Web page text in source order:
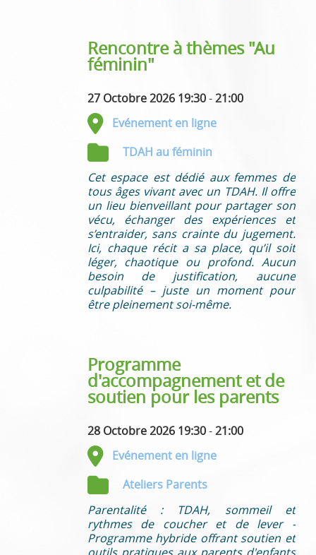
Rencontre à thèmes "Au
féminin"
27 Octobre 2026 19:30 -21:00
Evénement en ligne
TDAH au féminin
Cet espace est dédié aux femmes de
tous âges vivant avec un TDAH. Il offre
un lieu bienveillant pour partager son
vécu, échanger des expériences et
s’entraider, sans crainte du jugement.
Ici, chaque récit a sa place, qu’il soit
léger, chaotique ou profond. Aucun
besoin de justification, aucune
culpabilité – juste un moment pour
être pleinement soi-même.
Programme
d'accompagnement et de
soutien pour les parents
28 Octobre 2026 19:30 -21:00
Evénement en ligne
Ateliers Parents
Parentalité : TDAH, sommeil et
rythmes de coucher et de lever -
Programme hybride offrant soutien et